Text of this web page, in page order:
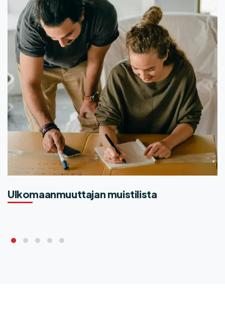
Muuttopäivän kulku –